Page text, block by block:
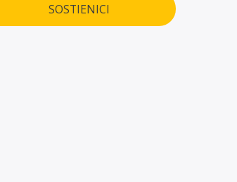
SOSTIENICI